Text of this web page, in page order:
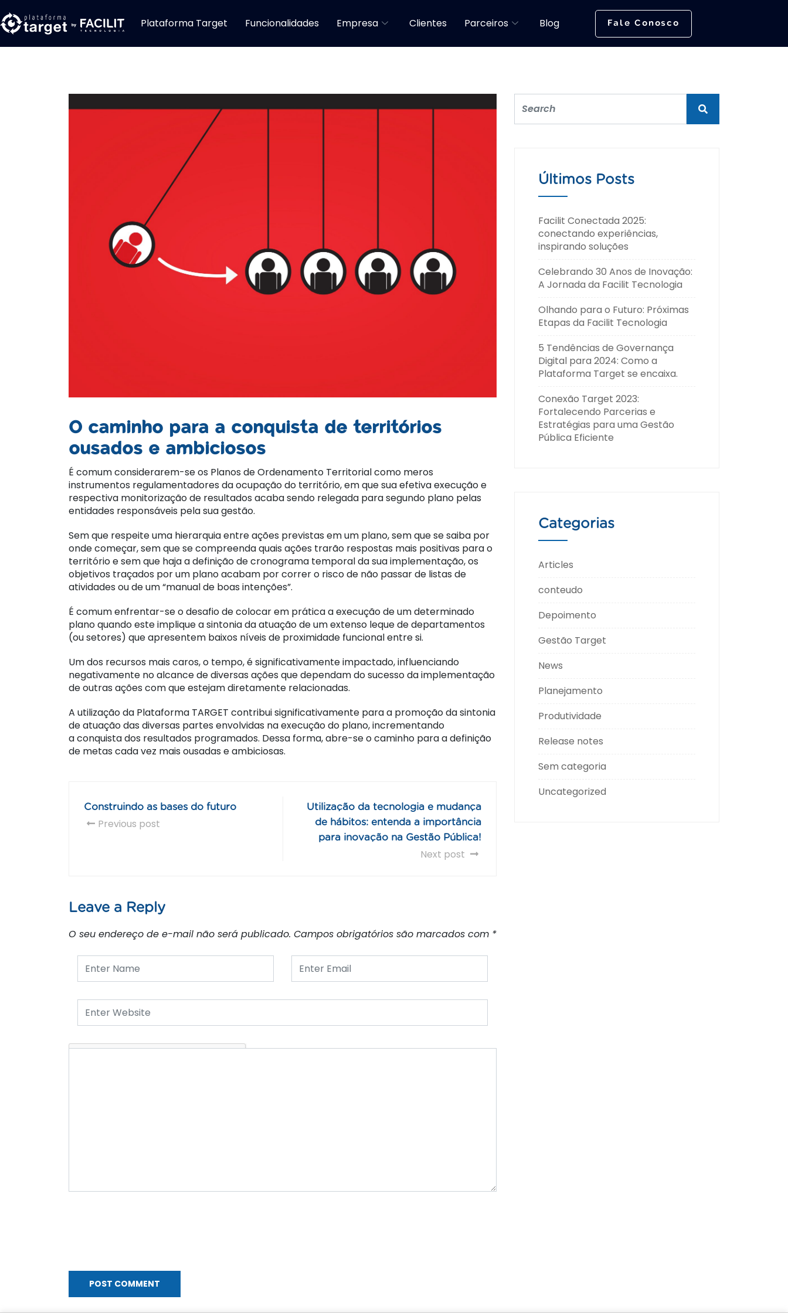
Plataforma Target Funcionalidades Empresa Clientes Parceiros Blog Fale Conosco
O caminho para a conquista de territórios
ousados e ambiciosos
É comum considerarem-se os Planos de Ordenamento Territorial como meros
instrumentos regulamentadores da ocupação do território, em que sua efetiva execução e
respectiva monitorização de resultados acaba sendo relegada para segundo plano pelas
entidades responsáveis pela sua gestão.
Sem que respeite uma hierarquia entre ações previstas em um plano, sem que se saiba por
onde começar, sem que se compreenda quais ações trarão respostas mais positivas para o
território e sem que haja a definição de cronograma temporal da sua implementação, os
objetivos traçados por um plano acabam por correr o risco de não passar de listas de
atividades ou de um “manual de boas intenções”.
É comum enfrentar-se o desafio de colocar em prática a execução de um determinado
plano quando este implique a sintonia da atuação de um extenso leque de departamentos
(ou setores) que apresentem baixos níveis de proximidade funcional entre si.
Um dos recursos mais caros, o tempo, é significativamente impactado, influenciando
negativamente no alcance de diversas ações que dependam do sucesso da implementação
de outras ações com que estejam diretamente relacionadas.
A utilização da Plataforma TARGET contribui significativamente para a promoção da sintonia
de atuação das diversas partes envolvidas na execução do plano, incrementando
a conquista dos resultados programados. Dessa forma, abre-se o caminho para a definição
de metas cada vez mais ousadas e ambiciosas.
Construindo as bases do futuro
Previous post
Utilização da tecnologia e mudança
de hábitos: entenda a importância
para inovação na Gestão Pública!
Next post
Leave a Reply
O seu endereço de e-mail não será publicado. Campos obrigatórios são marcados com *
Últimos Posts
Facilit Conectada 2025:
conectando experiências,
inspirando soluções
Celebrando 30 Anos de Inovação:
A Jornada da Facilit Tecnologia
Olhando para o Futuro: Próximas
Etapas da Facilit Tecnologia
5 Tendências de Governança
Digital para 2024: Como a
Plataforma Target se encaixa.
Conexão Target 2023:
Fortalecendo Parcerias e
Estratégias para uma Gestão
Pública Eficiente
Categorias
Articles
conteudo
Depoimento
Gestão Target
News
Planejamento
Produtividade
Release notes
Sem categoria
Uncategorized